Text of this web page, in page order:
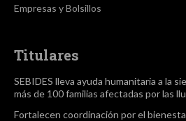
Empresas y Bolsillos
Titulares
SEBIDES lleva ayuda humanitaria a la
más de 100 familias afectadas por las
Fortalecen coordinación por el